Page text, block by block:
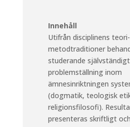
Innehåll
Utifrån disciplinens
metodtraditioner
studerande
problemställning inom
ämnesinriktningen
(dogmatik, teologisk
religionsfilosofi).
presenteras skriftligt